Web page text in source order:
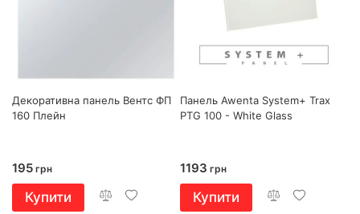
Декоративна панель Вентс ФП
160 Плейн
195 грн
Купити
Панель Awenta System+ Trax
PTG 100 - White Glass
1193 грн
Купити